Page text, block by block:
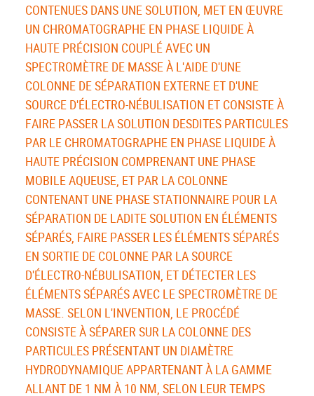
CONTENUES DANS UNE SOLUTION, MET EN ŒUVRE
UN CHROMATOGRAPHE EN PHASE LIQUIDE À
HAUTE PRÉCISION COUPLÉ AVEC UN
SPECTROMÈTRE DE MASSE À L'AIDE D'UNE
COLONNE DE SÉPARATION EXTERNE ET D'UNE
SOURCE D'ÉLECTRO-NÉBULISATION ET CONSISTE À
FAIRE PASSER LA SOLUTION DESDITES PARTICULES
PAR LE CHROMATOGRAPHE EN PHASE LIQUIDE À
HAUTE PRÉCISION COMPRENANT UNE PHASE
MOBILE AQUEUSE, ET PAR LA COLONNE
CONTENANT UNE PHASE STATIONNAIRE POUR LA
SÉPARATION DE LADITE SOLUTION EN ÉLÉMENTS
SÉPARÉS, FAIRE PASSER LES ÉLÉMENTS SÉPARÉS
EN SORTIE DE COLONNE PAR LA SOURCE
D'ÉLECTRO-NÉBULISATION, ET DÉTECTER LES
ÉLÉMENTS SÉPARÉS AVEC LE SPECTROMÈTRE DE
MASSE. SELON L'INVENTION, LE PROCÉDÉ
CONSISTE À SÉPARER SUR LA COLONNE DES
PARTICULES PRÉSENTANT UN DIAMÈTRE
HYDRODYNAMIQUE APPARTENANT À LA GAMME
ALLANT DE 1 NM À 10 NM, SELON LEUR TEMPS